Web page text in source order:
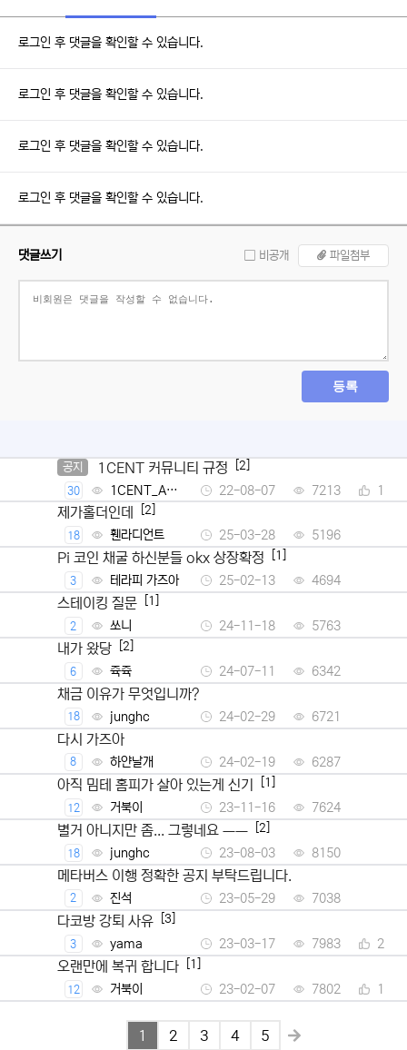
로그인 후 댓글을 확인할 수 있습니다.
로그인 후 댓글을 확인할 수 있습니다.
로그인 후 댓글을 확인할 수 있습니다.
로그인 후 댓글을 확인할 수 있습니다.
댓글쓰기 비공개 파일첨부
등록
공지 1CENT 커뮤니티 규정 [2]
30
1CENT_Ad
min
22-08-07 7213 1
제가홀더인데 [2]
18 휀라디언트 25-03-28 5196
Pi 코인 채굴 하신분들 okx 상장확정 [1]
3 테라피 가즈아 25-02-13 4694
스테이킹 질문 [1]
2 쏘니 24-11-18 5763
내가 왔당 [2]
6 쥭쥭 24-07-11 6342
채금 이유가 무엇입니까?
18 junghc 24-02-29 6721
다시 가즈아
8 하얀날개 24-02-19 6287
아직 밈테 홈피가 살아 있는게 신기 [1]
12 거북이 23-11-16 7624
별거 아니지만 좀... 그렇네요 ㅡㅡ [2]
18 junghc 23-08-03 8150
메타버스 이행 정확한 공지 부탁드립니다.
2 진석 23-05-29 7038
다코방 강퇴 사유 [3]
3 yama 23-03-17 7983 2
오랜만에 복귀 합니다 [1]
12 거북이 23-02-07 7802 1
1 2 3 4 5